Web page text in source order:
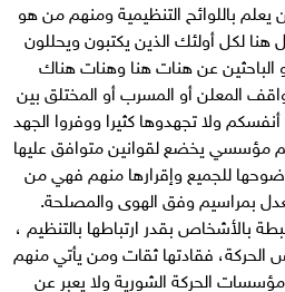
باللوائح التنظيمية ومنهم من هو
لكل أولئك الذين يكتبون ويحللون
الباحثين عن هنات هنا وهنات هناك
المعلن أو المسرب أو المختلق بين
ولا تجهدوها كثيرا ووفروا الجهد
مؤسسي يخضع لقوانين متوافق عليها
للجميع وإقرارها منهم فهي من
بمراسيم وفق الهوى والمصلحة.
بالأشخاص بقدر ارتباطها بالتنظيم ،
الحركة، فقادتها ثقات ومن يأتي منهم
مؤسسات الحركة الشورية ولا يعبر عن